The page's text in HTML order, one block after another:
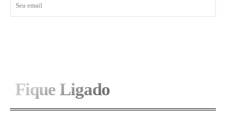
Fique Ligado